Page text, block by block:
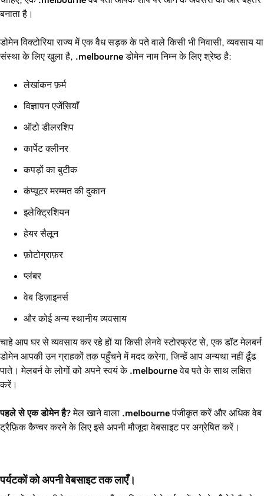
बनाता है।
डोमेन विक्टोरिया राज्य में एक वैध सड़क के पते वाले किसी भी निवासी, व्यवसाय या
संस्था के लिए खुला है,
.melbourneडोमेन नाम निम्न के लिए श्रेष्ठ है:
लेखांकन फ़र्म
विज्ञापन एजेंसियाँ
ऑटो डीलरशिप
कार्पेट क्लीनर
कपड़ों का बुटीक
कंप्यूटर मरम्मत की दुकान
इलेक्ट्रिशियन
हेयर सैलून
फ़ोटोग्राफ़र
प्लंबर
वेब डिज़ाइनर्स
और कोई अन्य स्थानीय व्यवसाय
चाहे आप घर से व्यवसाय कर रहे हों या किसी लेनवे स्टोरफ्रंट से, एक डॉट मेलबर्न
डोमेन आपकी उन ग्राहकों तक पहुँचने में मदद करेगा, जिन्हें आप अन्यथा नहीं ढूँढ
पाते। मेलबर्न के लोगों को अपने स्वयं के .melbourneवेब पते के साथ लक्षित
करें।
पहले से एक डोमेन है?मेल खाने वाला .melbourneपंजीकृत करें और अधिक वेब
ट्रैफ़िक कैप्चर करने के लिए इसे अपनी मौजूदा वेबसाइट पर अग्रेषित करें।
पर्यटकों को अपनी वेबसाइट तक लाएँ।